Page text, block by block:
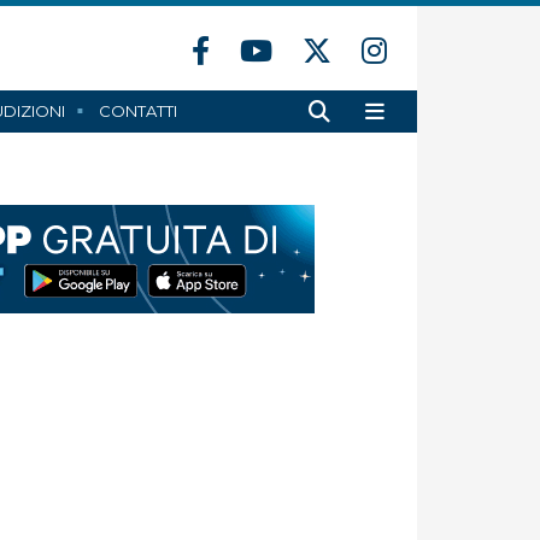
CONTATTI